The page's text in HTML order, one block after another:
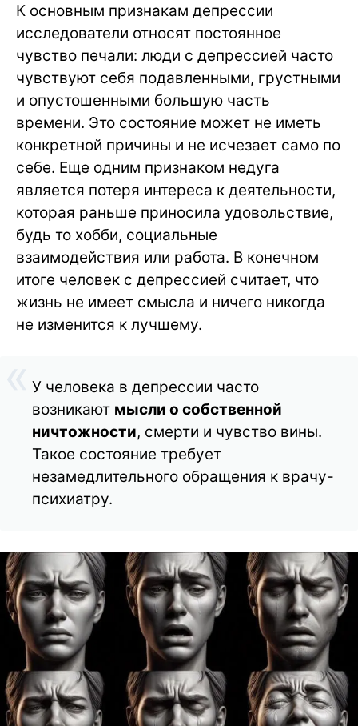
К основным признакам депрессии
исследователи относят постоянное
чувство печали: люди с депрессией часто
чувствуют себя подавленными, грустными
и опустошенными большую часть
времени. Это состояние может не иметь
конкретной причины и не исчезает само по
себе. Еще одним признаком недуга
является потеря интереса к деятельности,
которая раньше приносила удовольствие,
будь то хобби, социальные
взаимодействия или работа. В конечном
итоге человек с депрессией считает, что
жизнь не имеет смысла и ничего никогда
не изменится к лучшему.
У человека в депрессии часто
возникают мысли о собственной
ничтожности, смерти и чувство вины.
Такое состояние требует
незамедлительного обращения к врачу-
психиатру.